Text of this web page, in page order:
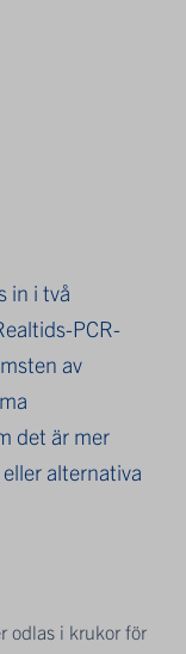
in i två
PCR-
av
det är mer
alternativa
odlas i krukor för